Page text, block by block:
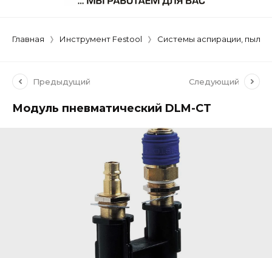
Главная Инструмент Festool Системы аспирации,
Предыдущий Следующий
Модуль пневматический DLM-CT